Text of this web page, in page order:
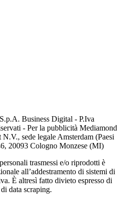
Business Digital - P.Iva
- Per la pubblicità Mediamond
sede legale Amsterdam (Paesi
20093 Cologno Monzese (MI)
trasmessi e/o riprodotti è
all’addestramento di sistemi di
È altresì fatto divieto espresso di
data scraping.